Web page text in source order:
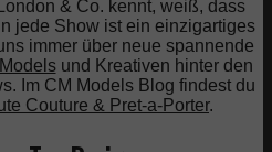
& Co. kennt, weiß, dass
jede Show ist ein einzigartiges
immer über neue spannende
Modelsund Kreativen hinter den
Im CM Models Blog findest du
Couture & Pret-a-Porter.